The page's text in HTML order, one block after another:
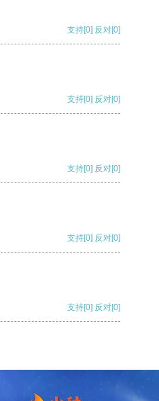
支持[0] 反对[0]
支持[0] 反对[0]
支持[0] 反对[0]
支持[0] 反对[0]
支持[0] 反对[0]